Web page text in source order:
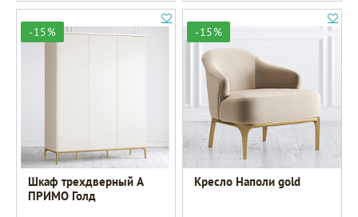
-15%
Шкаф трехдверный A
ПРИМО Голд
-15%
Кресло Наполи gold